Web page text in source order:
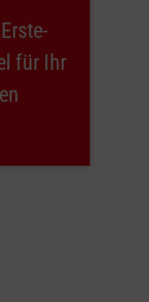
für Ihr